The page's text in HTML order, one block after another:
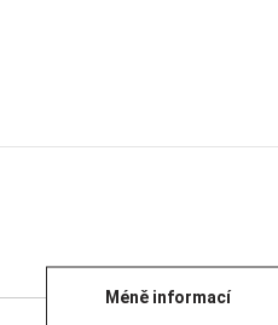
Méně informací